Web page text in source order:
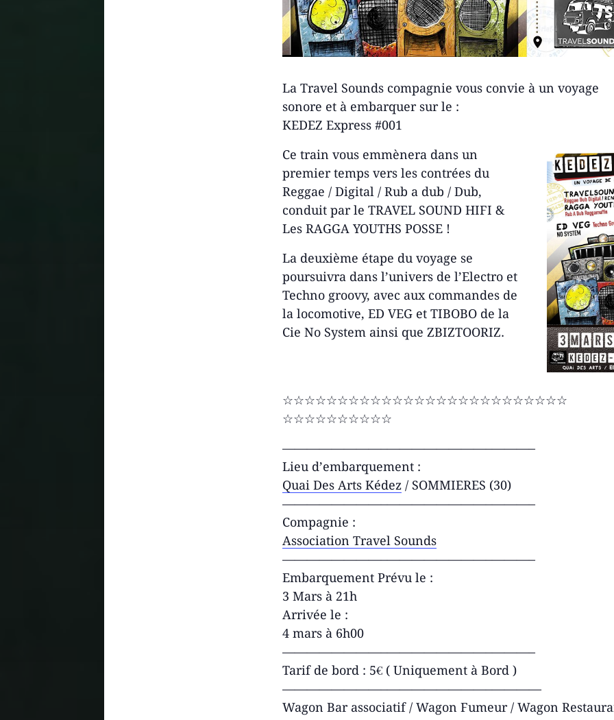
La Travel Sounds compagnie vous convie à un voyage
sonore et à embarquer sur le :
KEDEZ Express #001
Ce train vous emmènera dans un
premier temps vers les contrées du
Reggae / Digital / Rub a dub / Dub,
conduit par le TRAVEL SOUND HIFI &
Les RAGGA YOUTHS POSSE !
La deuxième étape du voyage se
poursuivra dans l’univers de l’Electro et
Techno groovy, avec aux commandes de
la locomotive, ED VEG et TIBOBO de la
Cie No System ainsi que ZBIZTOORIZ.
☆☆☆☆☆☆☆☆☆☆☆☆☆☆☆☆☆☆☆☆☆☆☆☆☆☆
☆☆☆☆☆☆☆☆☆☆
————————–————————–———–
Lieu d’embarquement :
Quai Des Arts Kédez / SOMMIERES (30)
————————–————————–———–
Compagnie :
Association Travel Sounds
————————–————————–———–
Embarquement Prévu le :
3 Mars à 21h
Arrivée le :
4 mars à 6h00
————————–————————–———–
Tarif de bord : 5€ ( Uniquement à Bord )
————————–————————–————
Wagon Bar associatif / Wagon Fumeur / Wagon